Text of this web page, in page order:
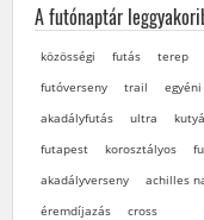
A futónaptár
közösségi futás terep
futóverseny
trail egyéni
akadályfutás
ultra
futapest
korosztályos
akadályverseny
achilles
éremdíjazás
cross